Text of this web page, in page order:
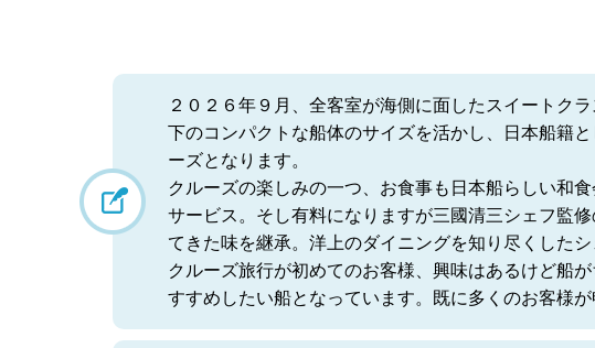
２０２６年９月、全客室が海側に面したスイートク
下のコンパクトな船体のサイズを活かし、日本船籍
ーズとなります。
クルーズの楽しみの一つ、お食事も日本船らしい和
サービス。そし有料になりますが三國清三シェフ監
てきた味を継承。洋上のダイニングを知り尽くした
クルーズ旅行が初めてのお客様、興味はあるけど船
すすめしたい船となっています。既に多くのお客様